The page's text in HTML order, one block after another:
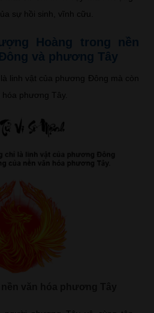
sự hồi sinh, vĩnh cữu.
Hoàng trong nền
và phương Tây
linh vật của phương Đông mà còn
phương Tây.